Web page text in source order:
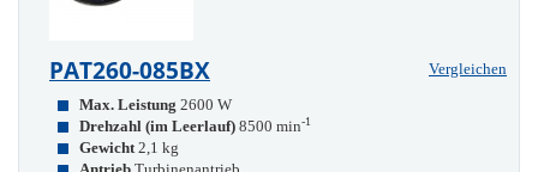
PAT260-085BX
Vergleichen
Max. Leistung 2600 W
Drehzahl (im Leerlauf) 8500 min-1
Gewicht 2,1 kg